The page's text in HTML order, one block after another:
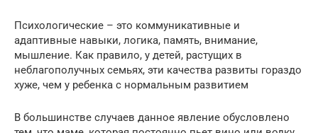
Психологические – это коммуникативные и
адаптивные навыки, логика, память, внимание,
мышление. Как правило, у детей, растущих в
неблагополучных семьях, эти качества развиты гораздо
хуже, чем у ребенка с нормальным развитием
В большинстве случаев данное явление обусловлено